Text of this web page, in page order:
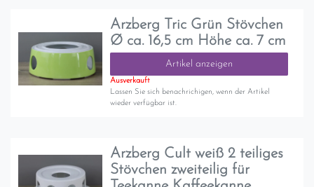
Arzberg Tric Grün Stövchen
Ø ca. 16,5 cm Höhe ca. 7 cm
Artikel anzeigen
Ausverkauft
Lassen Sie sich benachrichigen, wenn der Artikel
wieder verfügbar ist.
Arzberg Cult weiß 2 teiliges
Stövchen zweiteilig für